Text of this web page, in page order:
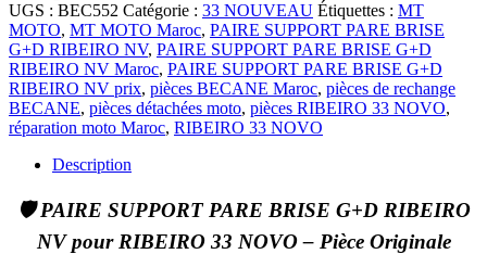
UGS : BEC552 Catégorie : 33 NOUVEAU Étiquettes : MT
MOTO, MT MOTO Maroc, PAIRE SUPPORT PARE BRISE
G+D RIBEIRO NV, PAIRE SUPPORT PARE BRISE G+D
RIBEIRO NV Maroc, PAIRE SUPPORT PARE BRISE G+D
RIBEIRO NV prix, pièces BECANE Maroc, pièces de rechange
BECANE, pièces détachées moto, pièces RIBEIRO 33 NOVO,
réparation moto Maroc, RIBEIRO 33 NOVO
Description
🛡️ PAIRE SUPPORT PARE BRISE G+D RIBEIRO
NV pour RIBEIRO 33 NOVO – Pièce Originale